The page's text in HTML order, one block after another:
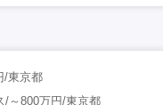
/東京都
/～800万円/東京都